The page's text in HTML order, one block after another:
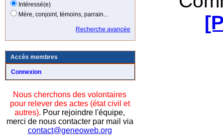
Intéressé(e)
Mère, conjoint, témoins, parrain...
Recherche avancée
Accès membres
Connexion
Nous cherchons des volontaires
pour relever des actes (état civil et
autres). Pour rejoindre l'équipe,
merci de nous contacter par mail via
contact@geneoweb.org